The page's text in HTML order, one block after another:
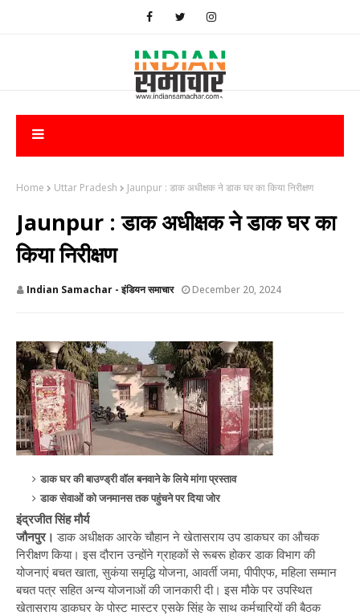
Home Uttar Pradesh ​Jaunpur : डाक अधीक्षक ने डाक घर का किया निरीक्षण
​Jaunpur : डाक अधीक्षक ने डाक घर का
किया निरीक्षण
Indian Samachar - इंडियन समाचार December 20, 2024
डाक घर की बाउण्ड्री वॉल बनवाने के लिये मांगा प्रस्ताव
डाक सेवाओं को जनमानस तक पहुंचने पर दिया जोर
इंद्रजीत सिंह मौर्य
जौनपुर।डाक अधीक्षक आरके चौहान ने खेतासराय उप डाकघर का औचक
निरीक्षण किया। इस दौरान उन्होंने ग्राहकों से रूबरू होकर डाक विभाग की
योजनाएं बचत खाता, सुकंया समृद्धि योजना, आवर्ती जमा, पीपीएफ, महिला सम्मान
बचत पत्र सहित अन्य योजनाओं की जानकारी दी। इस मौके पर उपस्थित
खेतासराय डाकघर के पोस्ट मास्टर एसके सिंह के साथ कर्मचारियों की बैठक